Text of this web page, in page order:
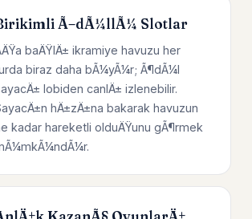
Ã–dÃ¼llÃ¼ Slotlar
baÄŸlÄ± ikramiye havuzu her
biraz daha bÃ¼yÃ¼r; Ã¶dÃ¼l
lobiden canlÄ± izlenebilir.
hÄ±zÄ±na bakarak havuzun
kadar hareketli olduÄŸunu gÃ¶rmek